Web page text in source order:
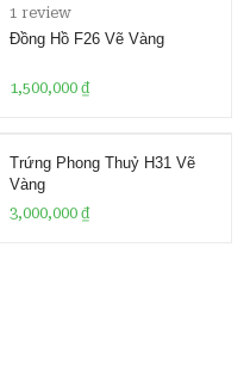
Rated
3.00
5 based
1
er
rating
1 review
Đồng Hồ F26 Vẽ Vàng
1,500,000 ₫
Trứng Phong Thuỷ H31 Vẽ
Vàng
3,000,000 ₫